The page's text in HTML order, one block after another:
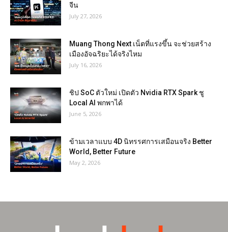
จีน
July 27, 2026
Muang Thong Next เน็ตที่แรงขึ้น จะช่วยสร้าง
เมืองอัจฉริยะได้จริงไหม
July 16, 2026
ชิป SoC ตัวใหม่ เปิดตัว Nvidia RTX Spark ชู
Local AI พกพาได้
June 5, 2026
ข้ามเวลาแบบ 4D นิทรรศการเสมือนจริง Better
World, Better Future
May 2, 2026